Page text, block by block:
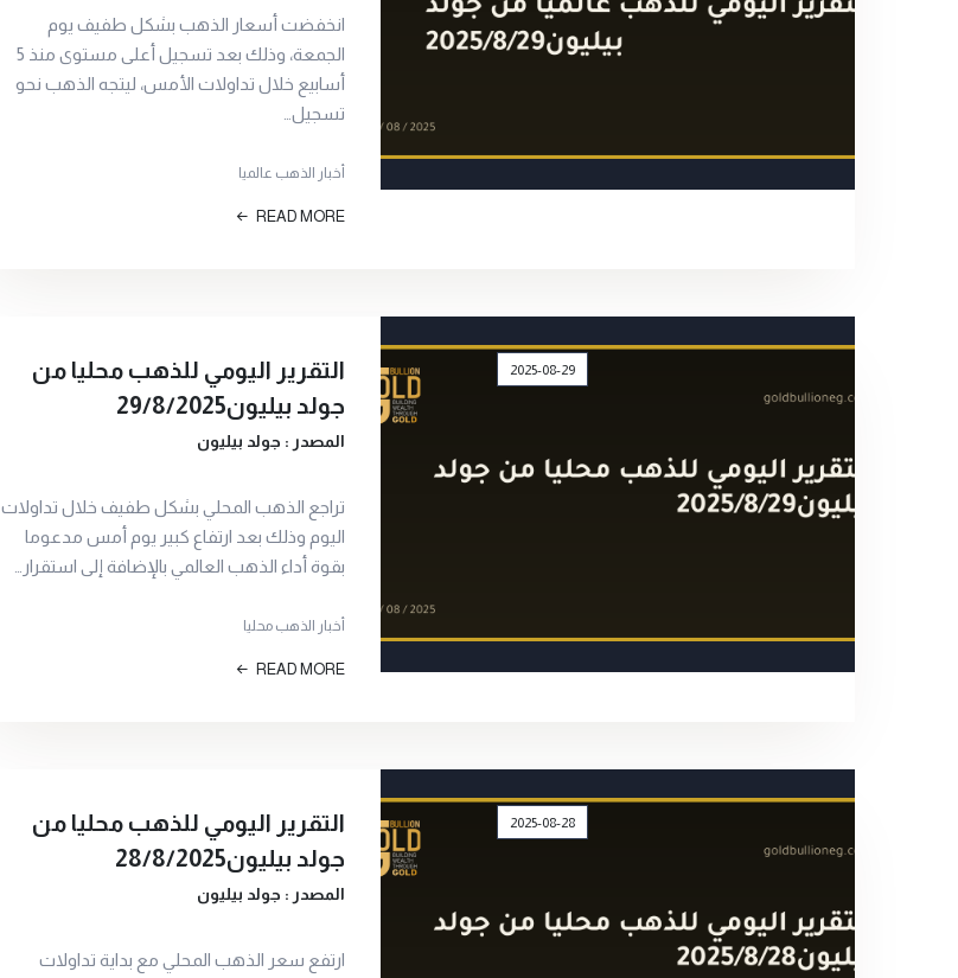
انخفضت أسعار الذهب بشكل طفيف يوم
الجمعة، وذلك بعد تسجيل أعلى مستوى منذ 5
أسابيع خلال تداولات الأمس، ليتجه الذهب نحو
تسجيل…
أخبار الذهب عالميا
READ MORE
2025-08-29
التقرير اليومي للذهب محليا من
جولد بيليون29/8/2025
المصدر : جولد بيليون
تراجع الذهب المحلي بشكل طفيف خلال تداولات
اليوم وذلك بعد ارتفاع كبير يوم أمس مدعوما
بقوة أداء الذهب العالمي بالإضافة إلى استقرار…
أخبار الذهب محليا
READ MORE
2025-08-28
التقرير اليومي للذهب محليا من
جولد بيليون28/8/2025
المصدر : جولد بيليون
ارتفع سعر الذهب المحلي مع بداية تداولات